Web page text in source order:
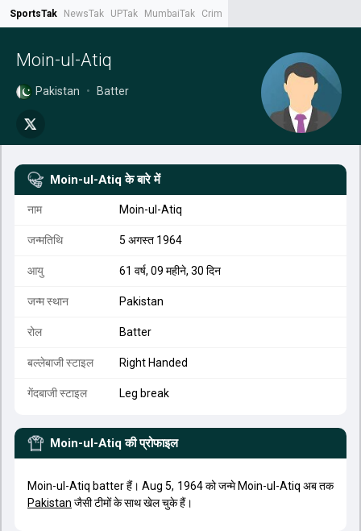
SportsTak NewsTak UPTak MumbaiTak CrimeTak
Moin-ul-Atiq
Pakistan • Batter
Moin-ul-Atiq के बारे में
नाम Moin-ul-Atiq
जन्मतिथि 5 अगस्त 1964
आयु 61 वर्ष, 09 महीने, 30 दिन
जन्म स्थान Pakistan
रोल Batter
बल्लेबाजी स्टाइल Right Handed
गेंदबाजी स्टाइल Leg break
Moin-ul-Atiq की प्रोफाइल
Moin-ul-Atiq batter हैं। Aug 5, 1964 को जन्मे Moin-ul-Atiq अब तक
Pakistan जैसी टीमों के साथ खेल चुके हैं।